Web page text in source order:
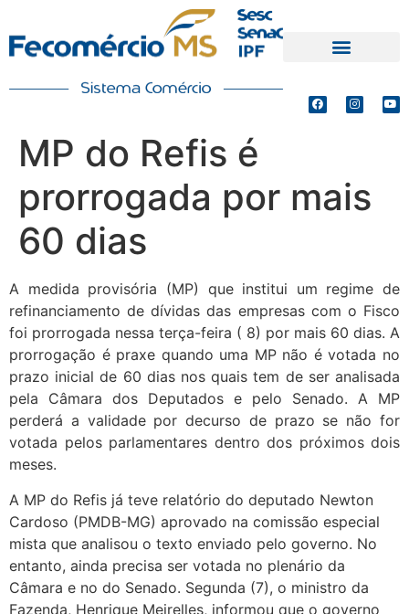
MP do Refis é
prorrogada por mais
60 dias
A medida provisória (MP) que institui um regime de
refinanciamento de dívidas das empresas com o Fisco
foi prorrogada nessa terça-feira ( 8) por mais 60 dias. A
prorrogação é praxe quando uma MP não é votada no
prazo inicial de 60 dias nos quais tem de ser analisada
pela Câmara dos Deputados e pelo Senado. A MP
perderá a validade por decurso de prazo se não for
votada pelos parlamentares dentro dos próximos dois
meses.
A MP do Refis já teve relatório do deputado Newton
Cardoso (PMDB-MG) aprovado na comissão especial
mista que analisou o texto enviado pelo governo. No
entanto, ainda precisa ser votada no plenário da
Câmara e no do Senado. Segunda (7), o ministro da
Fazenda, Henrique Meirelles, informou que o governo